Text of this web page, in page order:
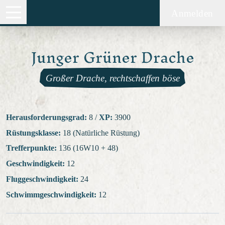
Junger Grüner Drache
Großer Drache, rechtschaffen böse
Herausforderungsgrad: 8 / XP: 3900
Rüstungsklasse: 18 (Natürliche Rüstung)
Trefferpunkte: 136 (16W10 + 48)
Geschwindigkeit: 12
Fluggeschwindigkeit: 24
Schwimmgeschwindigkeit: 12